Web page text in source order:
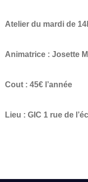
Atelier du mardi de
Animatrice : Josette
Cout : 45€ l’année
Lieu : GIC 1 rue de